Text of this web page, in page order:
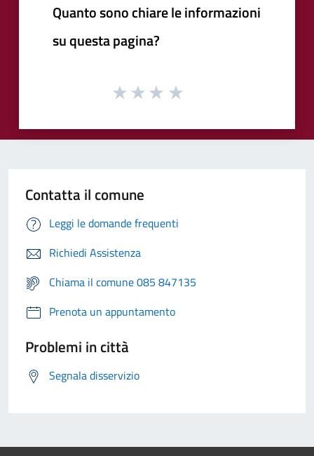
Quanto sono chiare le informazioni
su questa pagina?
Contatta il comune
Leggi le domande frequenti
Richiedi Assistenza
Chiama il comune 085 847135
Prenota un appuntamento
Problemi in città
Segnala disservizio